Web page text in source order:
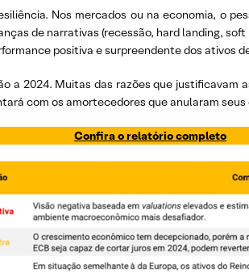
Nos mercados ou na economia, o
de narrativas (recessão, hard landing,
positiva e surpreendente dos ativos
a 2024. Muitas das razões que justificavam
com os amortecedores que anularam seus
Confira o relatório completo